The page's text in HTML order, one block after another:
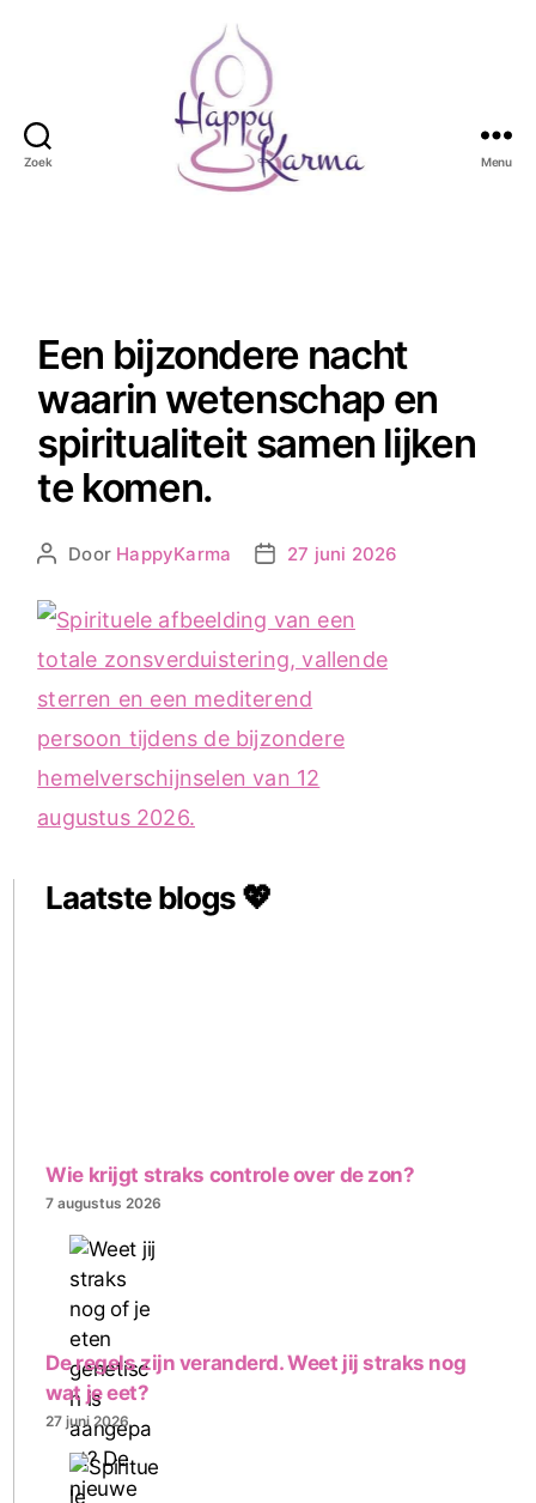
Zoek Menu
Een bijzondere nacht
waarin wetenschap en
spiritualiteit samen lijken
te komen.
Berichtauteur
Door HappyKarma Berichtdatum
27 juni 2026
Laatste blogs 💖
Wie krijgt straks controle over de zon?
7 augustus 2026
De regels zijn veranderd. Weet jij straks nog
wat je eet?
27 juni 2026